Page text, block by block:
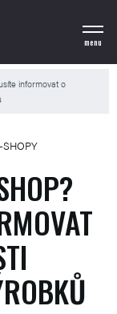
menu
informovat o
SHOPY